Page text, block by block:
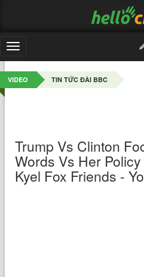
Toggle
navigation
VIDEO TIN TỨC ĐÀI BBC
Trump Vs Clinton
Words Vs Her
Kyel Fox Friends -